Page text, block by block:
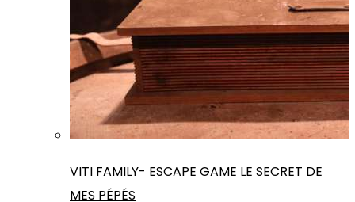
VITI FAMILY- ESCAPE GAME LE SECRET DE
MES PÉPÉS